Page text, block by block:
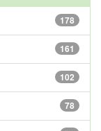
178
161
102
78